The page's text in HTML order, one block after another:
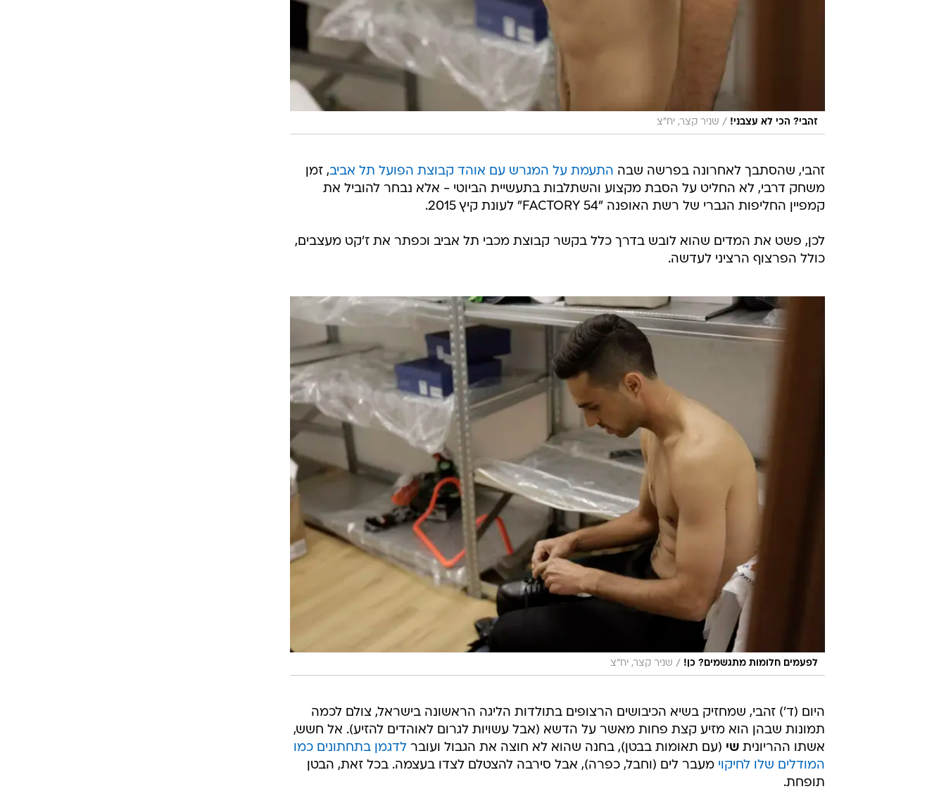
זהבי? הכי לא עצבני! / שניר קצר, יח"צ
זהבי, שהסתבך לאחרונה בפרשה שבה התעמת על המגרש עם אוהד קבוצת הפועל תל אביב, זמן
משחק דרבי, לא החליט על הסבת מקצוע והשתלבות בתעשיית הביוטי - אלא נבחר להוביל את
קמפיין החליפות הגברי של רשת האופנה "FACTORY 54" לעונת קיץ 2015.
לכן, פשט את המדים שהוא לובש בדרך כלל בקשר קבוצת מכבי תל אביב וכפתר את ז'קט מעצבים,
כולל הפרצוף הרציני לעדשה.
לפעמים חלומות מתגשמים? כן! / שניר קצר, יח"צ
היום (ד') זהבי, שמחזיק בשיא הכיבושים הרצופים בתולדות הליגה הראשונה בישראל, צולם לכמה
תמונות שבהן הוא מזיע קצת פחות מאשר על הדשא (אבל עשויות לגרום לאוהדים להזיע). אל חשש,
אשתו ההריונית שי (עם תאומות בבטן), בחנה שהוא לא חוצה את הגבול ועובר לדגמן בתחתונים כמו
המודלים שלו לחיקוי מעבר לים (וחבל, כפרה), אבל סירבה להצטלם לצדו בעצמה. בכל זאת, הבטן
תופחת.